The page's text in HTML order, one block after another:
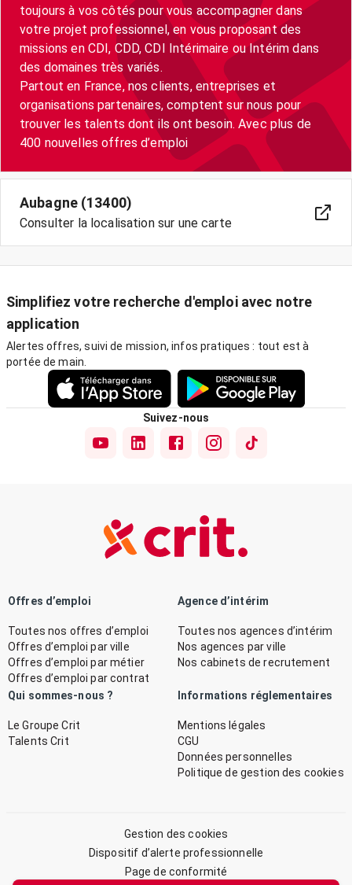
toujours à vos côtés pour vous accompagner dans
votre projet professionnel, en vous proposant des
missions en CDI, CDD, CDI Intérimaire ou Intérim dans
des domaines très variés.
Partout en France, nos clients, entreprises et
organisations partenaires, comptent sur nous pour
trouver les talents dont ils ont besoin. Avec plus de
400 nouvelles offres d’emploi
Aubagne (13400)
Consulter la localisation sur une carte
Simplifiez votre recherche d'emploi avec notre
application
Alertes offres, suivi de mission, infos pratiques : tout est à
portée de main.
Suivez-nous
Offres d’emploi
Toutes nos offres d’emploi
Offres d’emploi par ville
Offres d’emploi par métier
Offres d’emploi par contrat
Agence d’intérim
Toutes nos agences d’intérim
Nos agences par ville
Nos cabinets de recrutement
Qui sommes-nous ?
Le Groupe Crit
Talents Crit
Informations réglementaires
Mentions légales
CGU
Données personnelles
Politique de gestion des cookies
Gestion des cookies
Dispositif d’alerte professionnelle
Page de conformité